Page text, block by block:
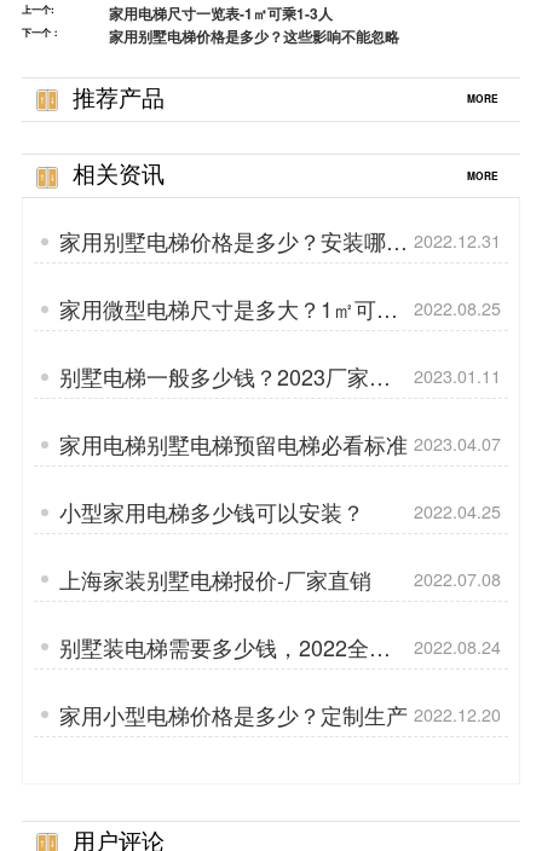
上一个: 家用电梯尺寸一览表-1㎡可乘1-3人
下一个： 家用别墅电梯价格是多少？这些影响不能忽略
推荐产品 MORE
相关资讯 MORE
家用别墅电梯价格是多少？安装哪种
合适？
2022.12.31
家用微型电梯尺寸是多大？1㎡可安
装
2022.08.25
别墅电梯一般多少钱？2023厂家报
价
2023.01.11
家用电梯别墅电梯预留电梯必看标准 2023.04.07
小型家用电梯多少钱可以安装？ 2022.04.25
上海家装别墅电梯报价-厂家直销 2022.07.08
别墅装电梯需要多少钱，2022全新
报价
2022.08.24
家用小型电梯价格是多少？定制生产 2022.12.20
用户评论